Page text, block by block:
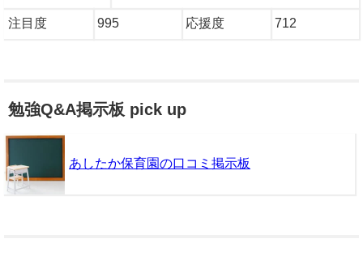
注目度 995 応援度 712
勉強Q&A掲示板 pick up
あしたか保育園の口コミ掲示板